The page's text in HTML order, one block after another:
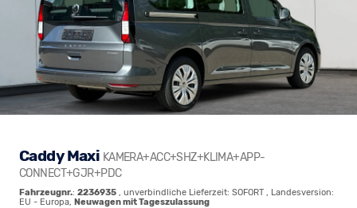
Caddy Maxi KAMERA+ACC+SHZ+KLIMA+APP-
CONNECT+GJR+PDC
Fahrzeugnr.: 2236935 , unverbindliche Lieferzeit: SOFORT , Landesversion:
EU - Europa, Neuwagen mit Tageszulassung